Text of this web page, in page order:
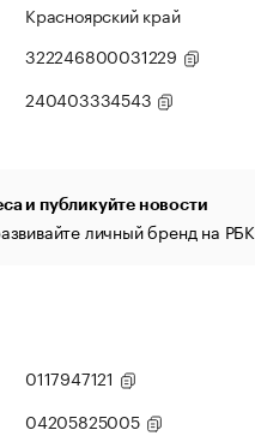
Красноярский край
322246800031229
240403334543
и публикуйте новости
личный бренд на РБК
0117947121
04205825005